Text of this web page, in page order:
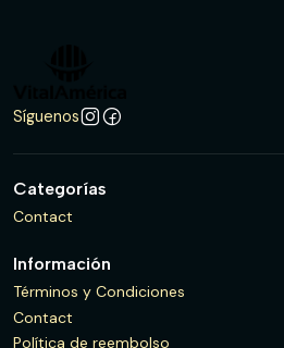
Síguenos
Categorías
Contact
Información
Términos y Condiciones
Contact
Política de reembolso